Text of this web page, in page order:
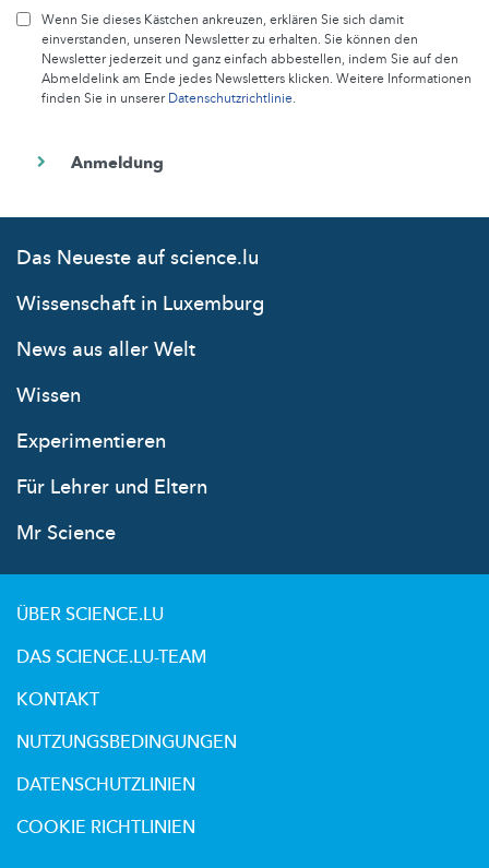
Wenn Sie dieses Kästchen ankreuzen, erklären Sie sich damit
einverstanden, unseren Newsletter zu erhalten. Sie können den
Newsletter jederzeit und ganz einfach abbestellen, indem Sie auf den
Abmeldelink am Ende jedes Newsletters klicken. Weitere Informationen
finden Sie in unsererDatenschutzrichtlinie.
Das Neueste auf science.lu
Wissenschaft in Luxemburg
News aus aller Welt
Wissen
Experimentieren
Für Lehrer und Eltern
Mr Science
ÜBER SCIENCE.LU
DAS SCIENCE.LU-TEAM
KONTAKT
NUTZUNGSBEDINGUNGEN
DATENSCHUTZLINIEN
COOKIE RICHTLINIEN